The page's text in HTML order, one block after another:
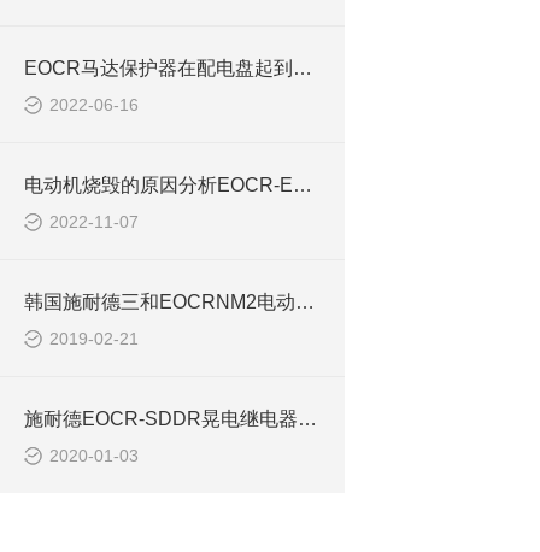
EOCR马达保护器在配电盘起到重大作用EOCR3DM2 FDM2
2022-06-16
电动机烧毁的原因分析EOCR-EGR-20UFCM
2022-11-07
韩国施耐德三和EOCRNM2电动机保护器
2019-02-21
施耐德EOCR-SDDR晃电继电器的应用
2020-01-03